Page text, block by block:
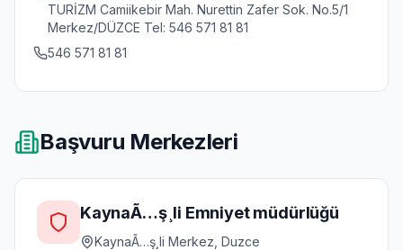
TURİZM Camiikebir Mah. Nurettin Zafer Sok. No.5/1
Merkez/DÜZCE Tel: 546 571 81 81
546 571 81 81
Başvuru Merkezleri
KaynaÃ…ş¸li Emniyet müdürlüğü
KaynaÃ…ş¸li Merkez, Duzce